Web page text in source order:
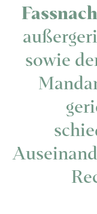
sowie